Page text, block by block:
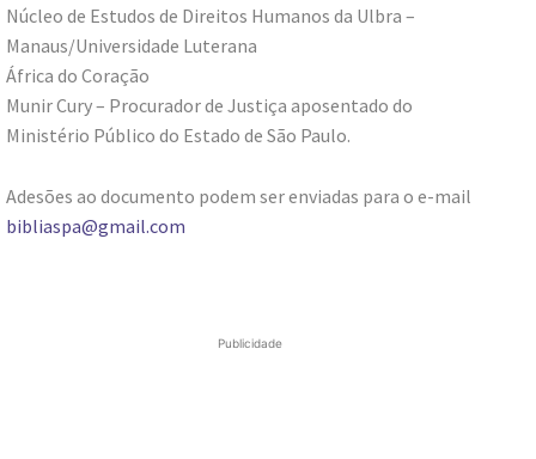
Núcleo de Estudos de Direitos Humanos da Ulbra –
Manaus/Universidade Luterana
África do Coração
Munir Cury – Procurador de Justiça aposentado do
Ministério Público do Estado de São Paulo.
Adesões ao documento podem ser enviadas para o e-mail
bibliaspa@gmail.com
Publicidade